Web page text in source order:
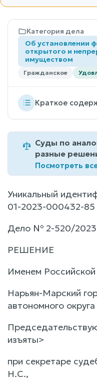
Категория дела
Об установлении
открытого и
имуществом
Гражданское
Краткое
Суды по
разные
Посмотреть
Уникальный
01-2023-000432-85
Дело № 2-520/2023
РЕШЕНИЕ
Именем
Нарьян-Марский
автономного
изъяты>
при секретаре
Н.С.,